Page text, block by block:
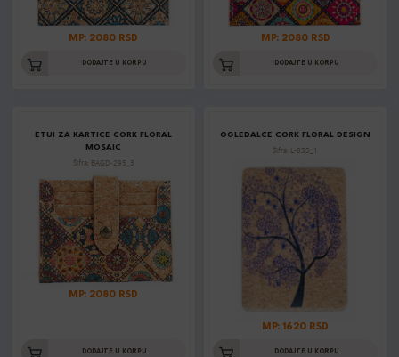
MP: 2080 RSD
DODAJTE U KORPU
MP: 2080 RSD
DODAJTE U KORPU
ETUI ZA KARTICE CORK FLORAL
MOSAIC
Šifra: BAGD-295_3
MP: 2080 RSD
DODAJTE U KORPU
OGLEDALCE CORK FLORAL DESIGN
Šifra: L-855_1
MP: 1620 RSD
DODAJTE U KORPU